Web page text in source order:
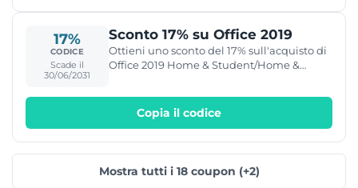
17%
CODICE
Scade il
30/06/2031
Sconto 17% su Office 2019
Ottieni uno sconto del 17% sull'acquisto di
Office 2019 Home & Student/Home &
Copia il codice
Mostra tutti i 18 coupon (+2)